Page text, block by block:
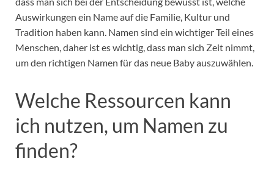
Auswirkungen ein Name auf die Familie, Kultur und
Tradition haben kann. Namen sind ein wichtiger Teil eines
Menschen, daher ist es wichtig, dass man sich Zeit nimmt,
um den richtigen Namen für das neue Baby auszuwählen.
Welche Ressourcen kann
ich nutzen, um Namen zu
finden?